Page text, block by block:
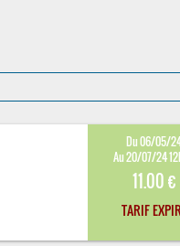
Du 06/05/
Au 20/07/24
11.00 €
TARIF